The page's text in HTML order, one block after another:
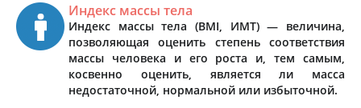
Индекс массы тела
Индекс массы тела (BMI, ИМТ) — величина,
позволяющая оценить степень соответствия
массы человека и его роста и, тем самым,
косвенно оценить, является ли масса
недостаточной, нормальной или избыточной.